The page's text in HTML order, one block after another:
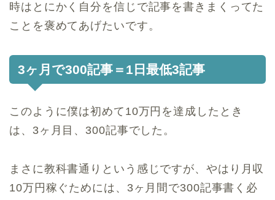
時はとにかく自分を信じで記事を書きまくってた
ことを褒めてあげたいです。
3ヶ月で300記事＝1日最低3記事
このように僕は初めて10万円を達成したとき
は、3ヶ月目、300記事でした。
まさに教科書通りという感じですが、やはり月収
10万円稼ぐためには、3ヶ月間で300記事書く必